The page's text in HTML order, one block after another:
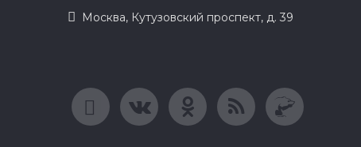
Москва, Кутузовский проспект, д. 39